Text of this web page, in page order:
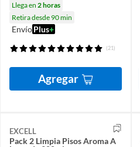
Llega en 2 horas
Retira desde 90 min
EnvíoPlus+
(21)
Agregar
EXCELL
Pack 2 Limpia Pisos Aroma A